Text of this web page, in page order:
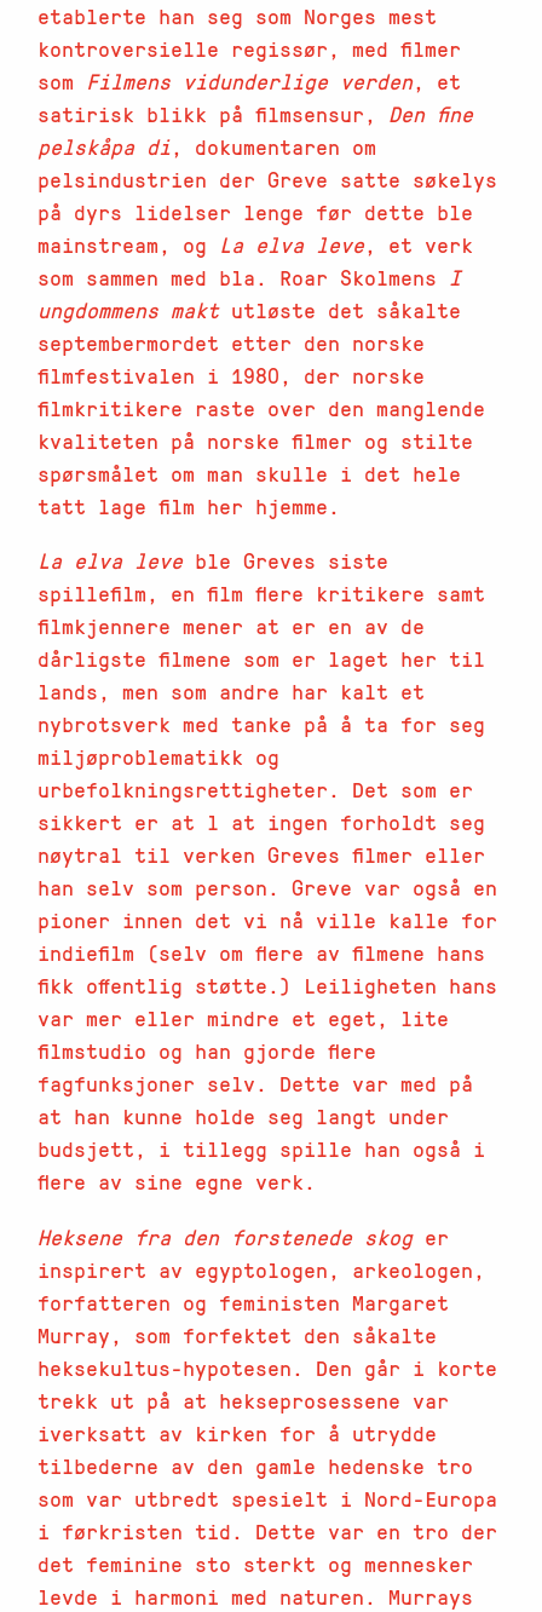
etablerte han seg som Norges mest
kontroversielle regissør, med filmer
som Filmens vidunderlige verden, et
satirisk blikk på filmsensur, Den fine
pelskåpa di, dokumentaren om
pelsindustrien der Greve satte søkelys
på dyrs lidelser lenge før dette ble
mainstream, og La elva leve, et verk
som sammen med bla. Roar Skolmens I
ungdommens maktutløste det såkalte
septembermordet etter den norske
filmfestivalen i 1980, der norske
filmkritikere raste over den manglende
kvaliteten på norske filmer og stilte
spørsmålet om man skulle i det hele
tatt lage film her hjemme.
La elva leveble Greves siste
spillefilm, en film flere kritikere samt
filmkjennere mener at er en av de
dårligste filmene som er laget her til
lands, men som andre har kalt et
nybrotsverk med tanke på å ta for seg
miljøproblematikk og
urbefolkningsrettigheter. Det som er
sikkert er at l at ingen forholdt seg
nøytral til verken Greves filmer eller
han selv som person. Greve var også en
pioner innen det vi nå ville kalle for
indiefilm (selv om flere av filmene hans
fikk offentlig støtte.) Leiligheten hans
var mer eller mindre et eget, lite
filmstudio og han gjorde flere
fagfunksjoner selv. Dette var med på
at han kunne holde seg langt under
budsjett, i tillegg spille han også i
flere av sine egne verk.
Heksene fra den forstenede skoger
inspirert av egyptologen, arkeologen,
forfatteren og feministen Margaret
Murray, som forfektet den såkalte
heksekultus-hypotesen. Den går i korte
trekk ut på at hekseprosessene var
iverksatt av kirken for å utrydde
tilbederne av den gamle hedenske tro
som var utbredt spesielt i Nord-Europa
i førkristen tid. Dette var en tro der
det feminine sto sterkt og mennesker
levde i harmoni med naturen. Murrays